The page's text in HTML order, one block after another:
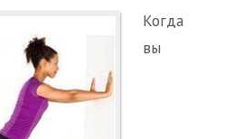
Когда
вы